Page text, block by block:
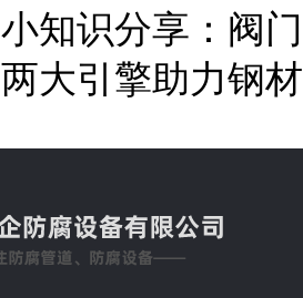
小知识分享：阀
两大引擎助力钢